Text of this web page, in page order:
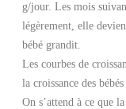
g/jour. Les mois
légèrement, elle
bébé grandit.
Les courbes de
la croissance des bébés
On s’attend à ce que